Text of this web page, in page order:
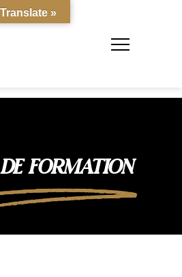
FORMATION
Translate »